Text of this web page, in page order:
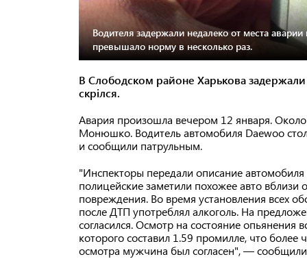
Водителя задержали недалеко от места
превышало норму в несколько раз.
В Слободском районе Харькова
скрілся.
Авария произошла вечером 12 января.
Монюшко. Водитель автомобиля Daewoo
и сообщили патрульным.
"Инспекторы передали описание автомобиля
полицейские заметили похожее авто вблизи
повреждения. Во время установления всех
после ДТП употреблял алкоголь. На
согласился. Осмотр на состояние
которого составил 1.59 промилле, что
осмотра мужчина был согласен", —